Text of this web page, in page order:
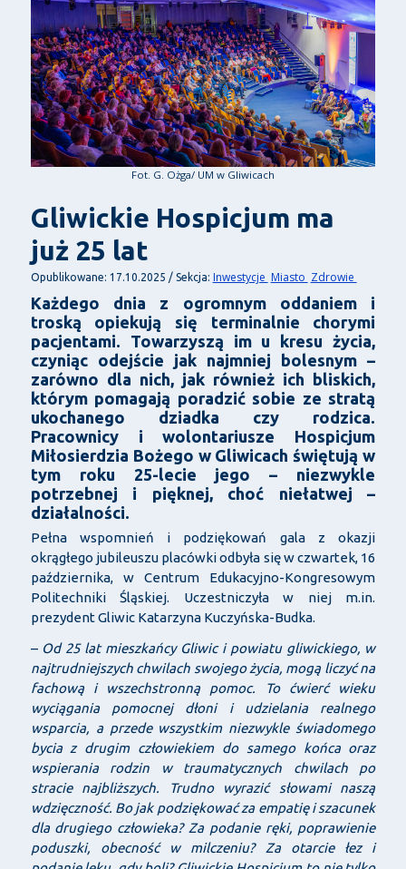
Fot. G. Ożga/ UM w Gliwicach
Gliwickie Hospicjum ma
już 25 lat
Opublikowane: 17.10.2025 / Sekcja: Inwestycje Miasto Zdrowie
Każdego dnia z ogromnym oddaniem i
troską opiekują się terminalnie chorymi
pacjentami. Towarzyszą im u kresu życia,
czyniąc odejście jak najmniej bolesnym –
zarówno dla nich, jak również ich bliskich,
którym pomagają poradzić sobie ze stratą
ukochanego dziadka czy rodzica.
Pracownicy i wolontariusze Hospicjum
Miłosierdzia Bożego w Gliwicach świętują w
tym roku 25-lecie jego – niezwykle
potrzebnej i pięknej, choć niełatwej –
działalności.
Pełna wspomnień i podziękowań gala z okazji
okrągłego jubileuszu placówki odbyła się w czwartek, 16
października, w Centrum Edukacyjno-Kongresowym
Politechniki Śląskiej. Uczestniczyła w niej m.in.
prezydent Gliwic Katarzyna Kuczyńska-Budka.
– Od 25 lat mieszkańcy Gliwic i powiatu gliwickiego, w
najtrudniejszych chwilach swojego życia, mogą liczyć na
fachową i wszechstronną pomoc. To ćwierć wieku
wyciągania pomocnej dłoni i udzielania realnego
wsparcia, a przede wszystkim niezwykle świadomego
bycia z drugim człowiekiem do samego końca oraz
wspierania rodzin w traumatycznych chwilach po
stracie najbliższych. Trudno wyrazić słowami naszą
wdzięczność. Bo jak podziękować za empatię i szacunek
dla drugiego człowieka? Za podanie ręki, poprawienie
poduszki, obecność w milczeniu? Za otarcie łez i